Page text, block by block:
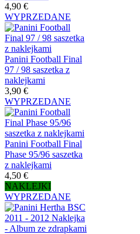
4,90 €
WYPRZEDANE
Panini Football Final
97 / 98 saszetka z
naklejkami
3,90 €
WYPRZEDANE
Panini Football Final
Phase 95/96 saszetka
z naklejkami
4,50 €
NAKLEJKI
WYPRZEDANE